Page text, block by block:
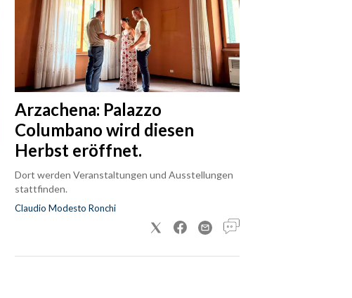
Arzachena: Palazzo
Columbano wird diesen
Herbst eröffnet.
Dort werden Veranstaltungen und Ausstellungen
stattfinden.
Claudio Modesto Ronchi